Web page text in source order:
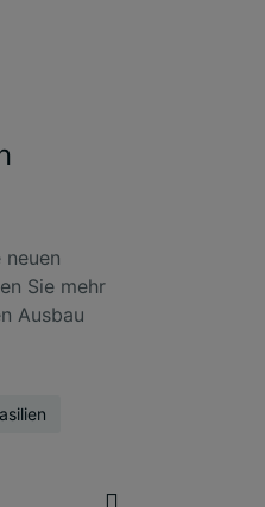
Sie mehr
Ausbau
Brasilien